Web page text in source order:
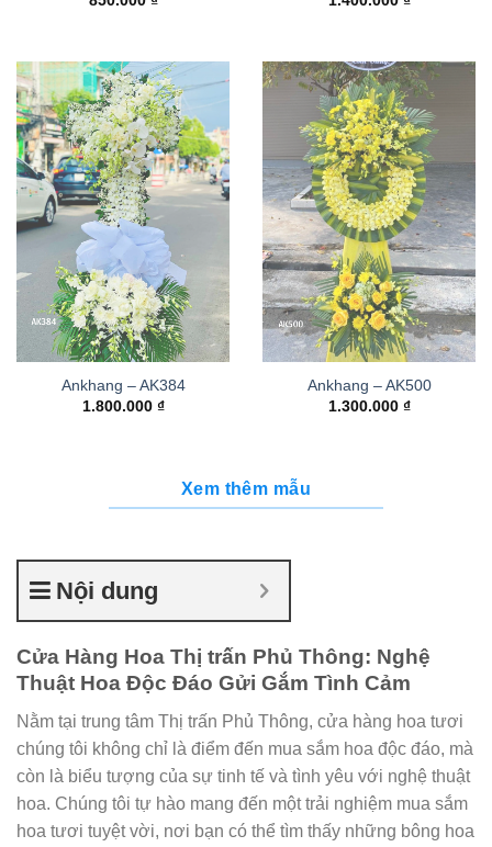
Ankhang – AK384
1.800.000 ₫
Ankhang – AK500
1.300.000 ₫
Xem thêm mẫu
Nội dung
Cửa Hàng Hoa Thị trấn Phủ Thông: Nghệ
Thuật Hoa Độc Đáo Gửi Gắm Tình Cảm
Nằm tại trung tâm Thị trấn Phủ Thông, cửa hàng hoa tươi
chúng tôi không chỉ là điểm đến mua sắm hoa độc đáo, mà
còn là biểu tượng của sự tinh tế và tình yêu với nghệ thuật
hoa. Chúng tôi tự hào mang đến một trải nghiệm mua sắm
hoa tươi tuyệt vời, nơi bạn có thể tìm thấy những bông hoa